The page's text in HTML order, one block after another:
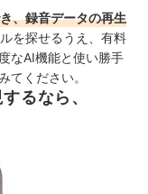
、録音データの再生
を探せるうえ、有料
なAI機能と使い勝手
てください。
るなら、